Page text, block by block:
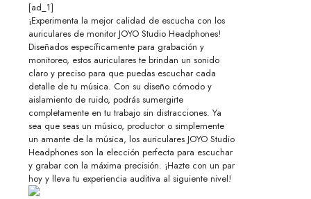
[ad_1]
¡Experimenta la mejor calidad de escucha con los
auriculares de monitor JOYO Studio Headphones!
Diseñados específicamente para grabación y
monitoreo, estos auriculares te brindan un sonido
claro y preciso para que puedas escuchar cada
detalle de tu música. Con su diseño cómodo y
aislamiento de ruido, podrás sumergirte
completamente en tu trabajo sin distracciones. Ya
sea que seas un músico, productor o simplemente
un amante de la música, los auriculares JOYO Studio
Headphones son la elección perfecta para escuchar
y grabar con la máxima precisión. ¡Hazte con un par
hoy y lleva tu experiencia auditiva al siguiente nivel!